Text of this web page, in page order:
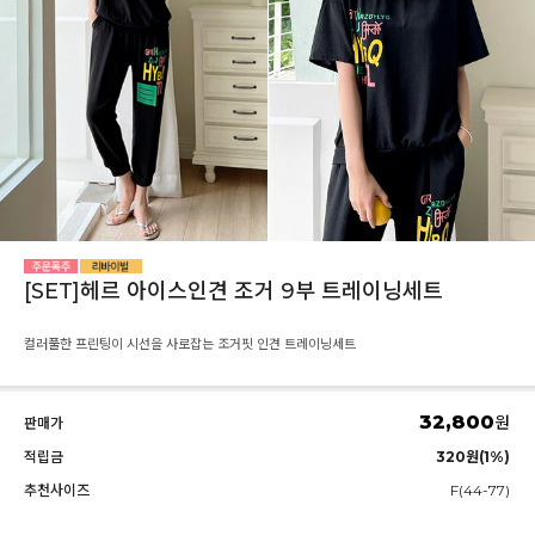
[SET]헤르 아이스인견 조거 9부 트레이닝세트
컬러풀한 프린팅이 시선을 사로잡는 조거핏 인견 트레이닝세트
판매가 32,800원
적립금
320원(1%)
추천사이즈
F(44-77)